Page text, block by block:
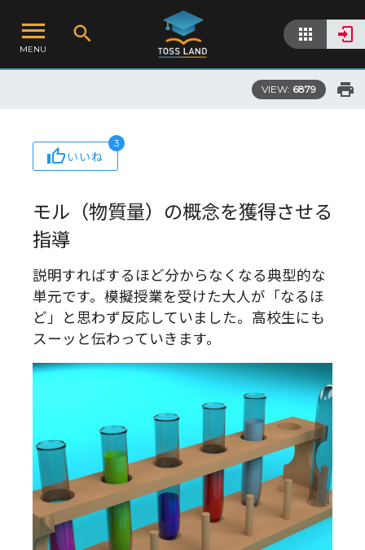
MENU
VIEW: 6879
いいね
3
モル（物質量）の概念を獲得させる
指導
説明すればするほど分からなくなる典型的な
単元です。模擬授業を受けた大人が「なるほ
ど」と思わず反応していました。高校生にも
スーッと伝わっていきます。